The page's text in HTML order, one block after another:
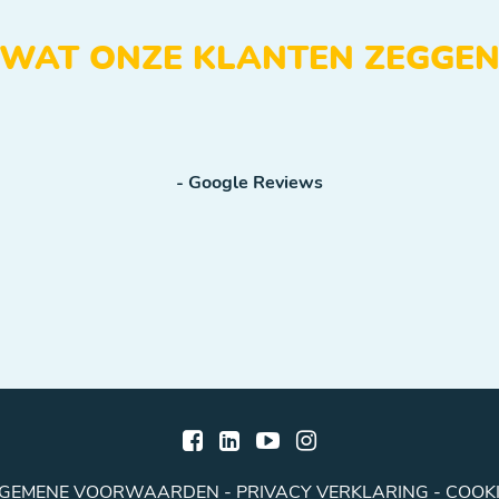
WAT ONZE KLANTEN ZEGGEN
- Google Reviews
VOORWAARDEN - PRIVACY VERKLARING -